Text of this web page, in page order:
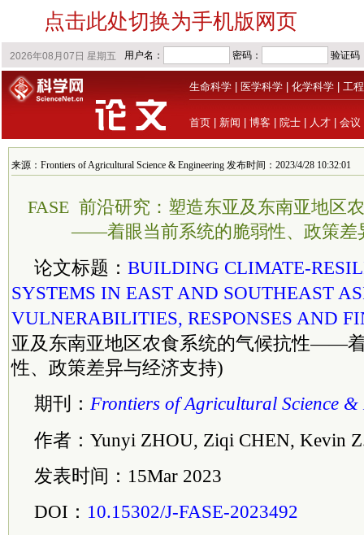
点击此处切换为手机版网页
生命科学 医学科学 化学科学 工
首页 新闻 博客 院士 人才 会议
来源：Frontiers of Agricultural Science & Engineering 发布时间：2023/4/28 10:32:01
FASE 前沿研究：塑造东亚及东南亚地区
——着眼当前系统的脆弱性、政策差
论文标题： BUILDING CLIMATE-
SYSTEMS IN EAST AND SOUTHEAST
VULNERABILITIES, RESPONSES AND
亚及东南亚地区农食系统的气候抗性——
性、政策差异与经济支持)
期刊： Frontiers of Agricultural Science &
作者：Yunyi ZHOU, Ziqi CHEN, Kevin
发表时间：15Mar 2023
DOI： 10.15302/J-FASE-2023492